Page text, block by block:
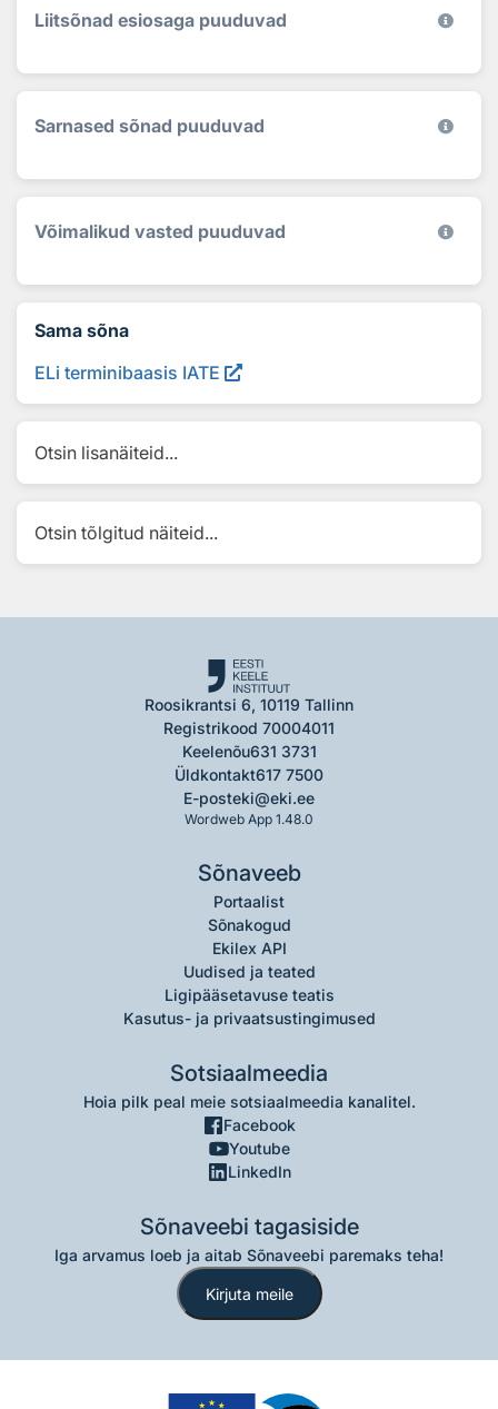
Liitsõnad esiosaga puuduvad
Sarnased sõnad puuduvad
Võimalikud vasted puuduvad
Sama sõna
ELi terminibaasis IATE
Otsin lisanäiteid...
Otsin tõlgitud näiteid...
Roosikrantsi 6, 10119 Tallinn
Registrikood 70004011
Keelenõu631 3731
Üldkontakt617 7500
E-posteki@eki.ee
Wordweb App 1.48.0
Sõnaveeb
Portaalist
Sõnakogud
Ekilex API
Uudised ja teated
Ligipääsetavuse teatis
Kasutus- ja privaatsustingimused
Sotsiaalmeedia
Hoia pilk peal meie sotsiaalmeedia kanalitel.
Facebook
Youtube
LinkedIn
Sõnaveebi tagasiside
Iga arvamus loeb ja aitab Sõnaveebi paremaks teha!
Kirjuta meile